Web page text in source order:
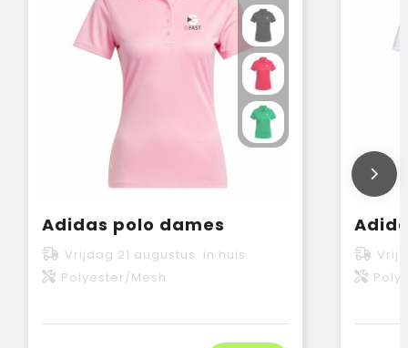
Adidas polo dames
Vrijdag 21 augustus in huis
Polyester/Mesh